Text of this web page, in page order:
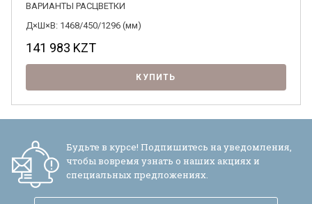
ВАРИАНТЫ РАСЦВЕТКИ
Д×Ш×В: 1468/450/1296 (мм)
141 983 KZT
КУПИТЬ
Будьте в курсе! Подпишитесь на уведомления,
чтобы вовремя узнать о наших акциях и
специальных предложениях.